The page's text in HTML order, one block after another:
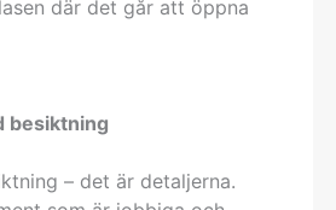
där det går att öppna
besiktning
– det är detaljerna.